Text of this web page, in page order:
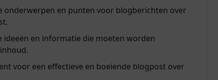
onderwerpen en punten voor blogberichten over
ideeën en informatie die moeten worden
voor een effectieve en boeiende blogpost over